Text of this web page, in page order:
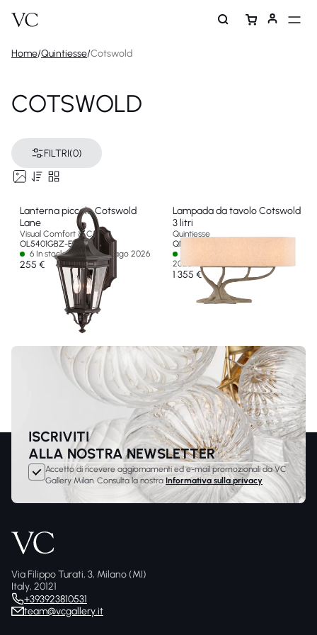
Home/Quintiesse/Cotswold
COTSWOLD
FILTRI(0)
Lanterna piccolo Cotswold
Lane
Visual Comfort & Co
OL5401GBZ-EU
6 In stock - Ships by 01 ago 2026
255 €
Lampada da tavolo Cotswold
3 litri
Quintiesse
QNC-COTSWOLD-TL
2026
1 355 €
ISCRIVITI
ALLA NOSTRA NEWSLETTER
Accetto di ricevere aggiornamenti ed e-mail promozionali da VC
Gallery Milan. Consulta la nostra Informativa sulla privacy
Via Filippo Turati, 3, Milano (MI)
Italy, 20121
+393923810531
team@vcgallery.it